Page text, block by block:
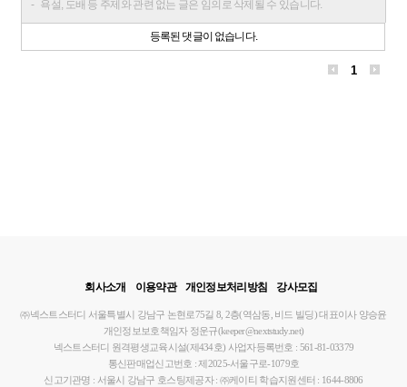
욕설, 도배 등 주제와 관련 없는 글은 임의로 삭제될 수 있습니다.
등록된 댓글이 없습니다.
1
회사소개 이용약관 개인정보처리방침 강사모집
㈜넥스트스터디 서울특별시 강남구 논현로75길 8, 2층(역삼동, 비드 빌딩)대표이사 양승윤
개인정보보호책임자 정운규(keeper@nextstudy.net)
넥스트스터디 원격평생교육시설(제434호) 사업자등록번호 : 561-81-03379
통신판매업신고번호 : 제2025-서울구로-1079호
신고기관명 : 서울시 강남구 호스팅제공자 : ㈜케이티 학습지원센터 : 1644-8806